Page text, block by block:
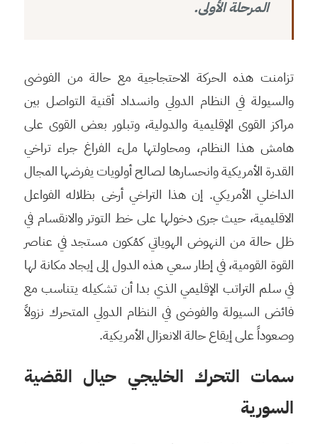
المرحلة الأولى.
تزامنت هذه الحركة الاحتجاجية مع حالة من الفوضى
والسيولة في النظام الدولي وانسداد أقنية التواصل بين
مراكز القوى الإقليمية والدولية، وتبلور بعض القوى على
هامش هذا النظام، ومحاولتها ملء الفراغ جراء تراخي
القدرة الأمريكية وانحسارها لصالح أولويات يفرضها المجال
الداخلي الأمريكي. إن هذا التراخي أرخى بظلاله الفواعل
الاقليمية، حيث جرى دخولها على خط التوتر والانقسام في
ظل حالة من النهوض الهوياتي كمُكون مستجد في عناصر
القوة القومية، في إطار سعي هذه الدول إلى إيجاد مكانة لها
في سلم التراتب الإقليمي الذي بدا أن تشكيله يتناسب مع
فائض السيولة والفوضى في النظام الدولي المتحرك نزولاً
وصعوداً على إيقاع حالة الانعزال الأمريكية.
سمات التحرك الخليجي حيال القضية
السورية